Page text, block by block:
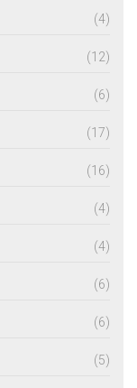
(4)
(12)
(6)
(17)
(16)
(4)
(4)
(6)
(6)
(5)